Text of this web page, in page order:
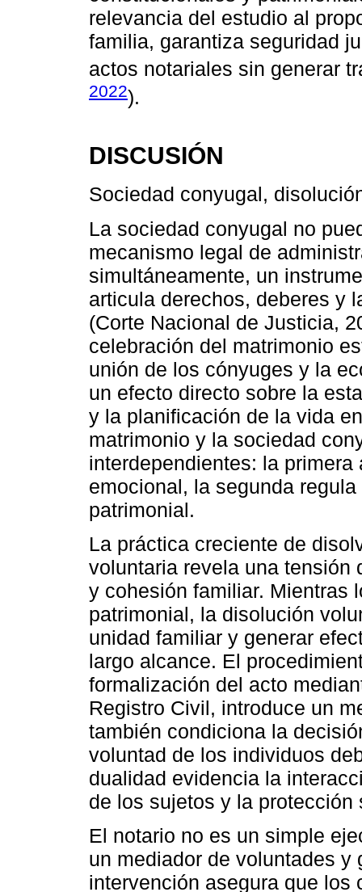
relevancia del estudio al
familia, garantiza seguridad
actos notariales sin generar
2022).
DISCUSIÓN
Sociedad conyugal,
La sociedad conyugal no
mecanismo legal de
simultáneamente, un
articula derechos, deberes y
(Corte Nacional de Justicia,
celebración del matrimonio
unión de los cónyuges y la
un efecto directo sobre la
y la planificación de la vida
matrimonio y la sociedad
interdependientes: la
emocional, la segunda
patrimonial.
La práctica creciente de
voluntaria revela una tensión
y cohesión familiar. Mientras
patrimonial, la disolución
unidad familiar y generar
largo alcance. El
formalización del acto
Registro Civil, introduce un
también condiciona la
voluntad de los individuos
dualidad evidencia la
de los sujetos y la
El notario no es un simple
un mediador de voluntades y
intervención asegura que los